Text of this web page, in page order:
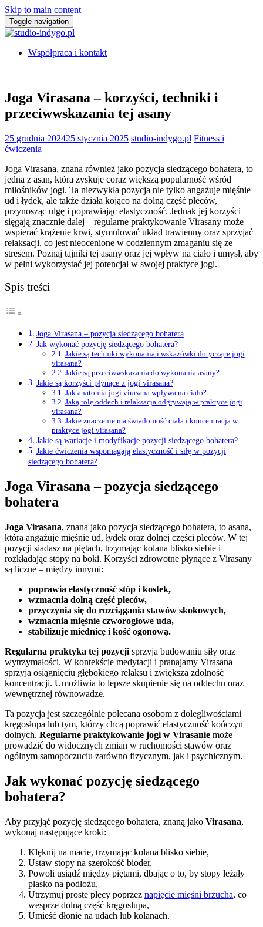
Skip to main content
Toggle navigation
Współpraca i kontakt
Joga Virasana – korzyści, techniki i
przeciwwskazania tej asany
25 grudnia 202425 stycznia 2025 studio-indygo.pl Fitness i
ćwiczenia
Joga Virasana, znana również jako pozycja siedzącego bohatera, to
jedna z asan, która zyskuje coraz większą popularność wśród
miłośników jogi. Ta niezwykła pozycja nie tylko angażuje mięśnie
ud i łydek, ale także działa kojąco na dolną część pleców,
przynosząc ulgę i poprawiając elastyczność. Jednak jej korzyści
sięgają znacznie dalej – regularne praktykowanie Virasany może
wspierać krążenie krwi, stymulować układ trawienny oraz sprzyjać
relaksacji, co jest nieocenione w codziennym zmaganiu się ze
stresem. Poznaj tajniki tej asany oraz jej wpływ na ciało i umysł, aby
w pełni wykorzystać jej potencjał w swojej praktyce jogi.
Spis treści
Joga Virasana – pozycja siedzącego bohatera
Jak wykonać pozycję siedzącego bohatera?
Jakie są techniki wykonania i wskazówki dotyczące jogi
virasana?
Jakie są przeciwwskazania do wykonania asany?
Jakie są korzyści płynące z jogi virasana?
Jak anatomia jogi virasana wpływa na ciało?
Jaką rolę oddech i relaksacja odgrywają w praktyce jogi
virasana?
Jakie znaczenie ma świadomość ciała i koncentracja w
praktyce jogi virasana?
Jakie są wariacje i modyfikacje pozycji siedzącego bohatera?
Jakie ćwiczenia wspomagają elastyczność i siłę w pozycji
siedzącego bohatera?
Joga Virasana – pozycja siedzącego
bohatera
Joga Virasana, znana jako pozycja siedzącego bohatera, to asana,
która angażuje mięśnie ud, łydek oraz dolnej części pleców. W tej
pozycji siadasz na piętach, trzymając kolana blisko siebie i
rozkładając stopy na boki. Korzyści zdrowotne płynące z Virasany
są liczne – między innymi:
poprawia elastyczność stóp i kostek,
wzmacnia dolną część pleców,
przyczynia się do rozciągania stawów skokowych,
wzmacnia mięśnie czworogłowe uda,
stabilizuje miednicę i kość ogonową.
Regularna praktyka tej pozycji sprzyja budowaniu siły oraz
wytrzymałości. W kontekście medytacji i pranajamy Virasana
sprzyja osiągnięciu głębokiego relaksu i zwiększa zdolność
koncentracji. Umożliwia to lepsze skupienie się na oddechu oraz
wewnętrznej równowadze.
Ta pozycja jest szczególnie polecana osobom z dolegliwościami
kręgosłupa lub tym, którzy chcą poprawić elastyczność kończyn
dolnych. Regularne praktykowanie jogi w Virasanie może
prowadzić do widocznych zmian w ruchomości stawów oraz
ogólnym samopoczuciu zarówno fizycznym, jak i psychicznym.
Jak wykonać pozycję siedzącego
bohatera?
Aby przyjąć pozycję siedzącego bohatera, znaną jako Virasana,
wykonaj następujące kroki:
Klęknij na macie, trzymając kolana blisko siebie,
Ustaw stopy na szerokość bioder,
Powoli usiądź między piętami, dbając o to, by stopy leżały
płasko na podłożu,
Utrzymuj proste plecy poprzez napięcie mięśni brzucha, co
wesprze dolną część kręgosłupa,
Umieść dłonie na udach lub kolanach.